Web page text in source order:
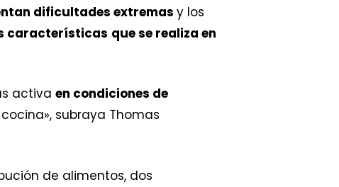
dificultades extremas y los
características que se realiza en
activa en condiciones de
subraya Thomas
de alimentos, dos